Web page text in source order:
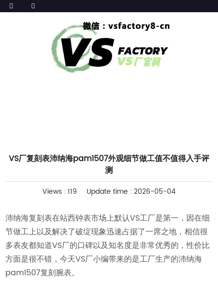
VS厂复刻表沛纳海pam1507外观细节做工值不值得入手评
测
Views : 119 Update time : 2026-05-04
沛纳海复刻表在站西钟表市场上默认VS工厂是第一，因在细
节做工上以及解决了破绽现象迅速占据了一席之地，相信很
多表友都知道VS厂的口碑以及知名度是非常优秀的，性价比
方面是很不错，今天VS厂小编带来的是工厂生产的沛纳海
pam1507复刻腕表。